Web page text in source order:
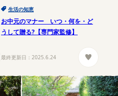
生活の知恵
お中元のマナー いつ・何を・ど
うして贈る?【専門家監修】
最終更新日： 2025.6.24